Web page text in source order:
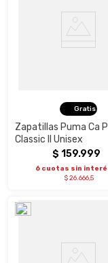
Gratis
Zapatillas Puma Ca
Classic II Unisex
$ 159.999
6 cuotas sin
$ 26.666,5